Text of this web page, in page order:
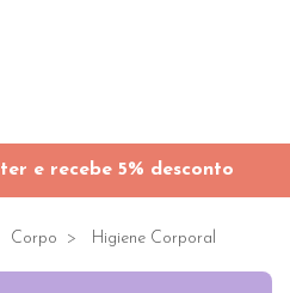
e recebe 5% desconto
Corpo Higiene Corporal